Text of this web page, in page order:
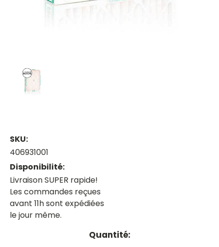
SKU:
406931001
Disponibilité:
Livraison SUPER rapide!
Les commandes reçues
avant 11h sont expédiées
le jour même.
Quantité: